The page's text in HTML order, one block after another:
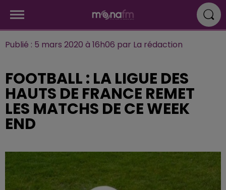
Publié : 5 mars 2020 à 16h06 par La rédaction
FOOTBALL : LA LIGUE DES
HAUTS DE FRANCE REMET
LES MATCHS DE CE WEEK
END